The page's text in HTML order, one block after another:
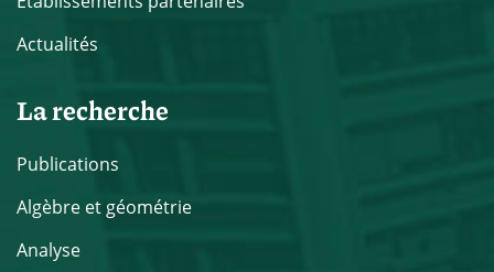
Actualités
La recherche
Publications
Algèbre et géométrie
Analyse